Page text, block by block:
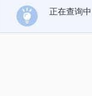
正在查询